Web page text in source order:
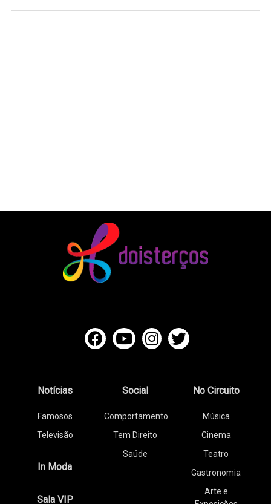
Notícias
Famosos
Televisão
In Moda
Sala VIP
Social
Comportamento
Tem Direito
Saúde
No Circuito
Música
Cinema
Teatro
Gastronomia
Arte e